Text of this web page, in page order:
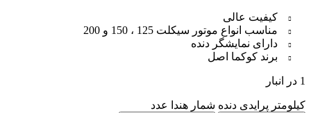
کیفیت عالی
مناسب انواع موتور سیکلت 125 ، 150 و 200
دارای نمایشگر دنده
برند کوکما اصل
1 در انبار
کیلومتر پرایدی دنده شمار هندا عدد